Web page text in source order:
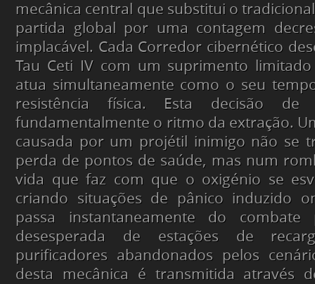
mecânica central que substitui o
partida global por uma contagem
implacável. Cada Corredor cibernético
Tau Ceti IV com um suprimento
atua simultaneamente como o seu
resistência física. Esta decisão de
fundamentalmente o ritmo da extração.
causada por um projétil inimigo não se
perda de pontos de saúde, mas num
vida que faz com que o oxigénio se
criando situações de pânico induzido
passa instantaneamente do
desesperada de estações de
purificadores abandonados pelos
desta mecânica é transmitida através